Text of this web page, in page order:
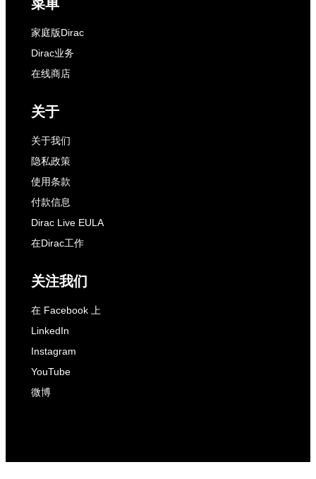
菜单
家庭版Dirac
Dirac业务
在线商店
关于
关于我们
隐私政策
使用条款
付款信息
Dirac Live EULA
在Dirac工作
关注我们
在 Facebook 上
LinkedIn
Instagram
YouTube
微博